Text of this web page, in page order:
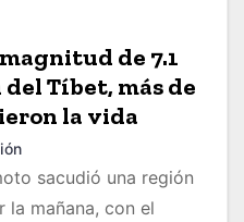
de 7.1
Tíbet, más de
la vida
sacudió una región
la mañana, con el